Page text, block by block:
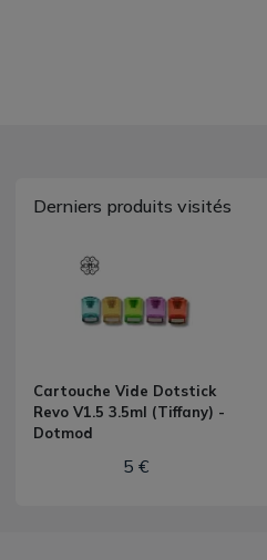
Derniers produits visités
Cartouche Vide Dotstick
Revo V1.5 3.5ml (Tiffany) -
Dotmod
5 €